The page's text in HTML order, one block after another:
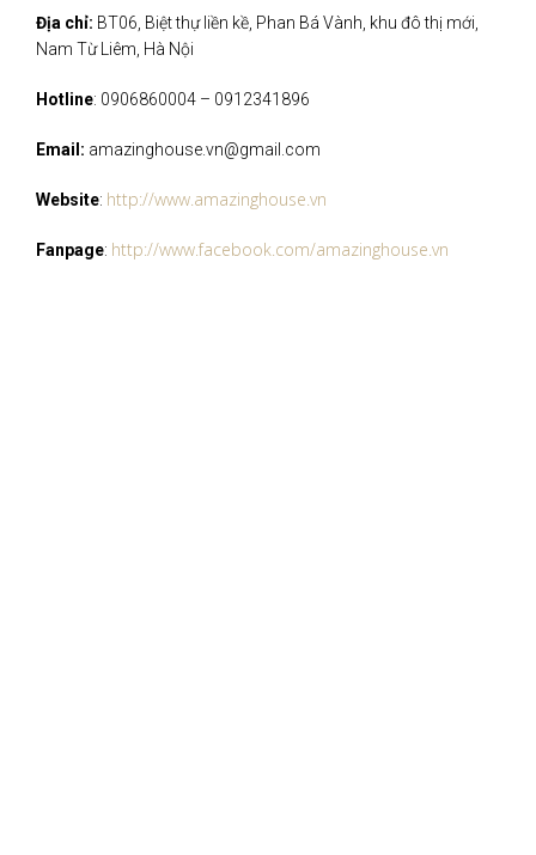
Địa chỉ: BT06, Biệt thự liền kề, Phan Bá Vành, khu đô thị mới,
Nam Từ Liêm, Hà Nội
Hotline: 0906860004 – 0912341896
Email: amazinghouse.vn@gmail.com
Website: http://www.amazinghouse.vn
Fanpage: http://www.facebook.com/amazinghouse.vn